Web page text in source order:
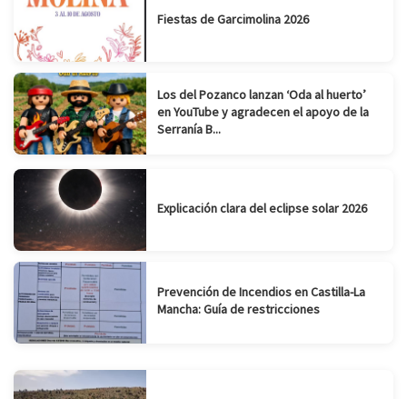
Fiestas de Garcimolina 2026
Los del Pozanco lanzan ‘Oda al huerto’
en YouTube y agradecen el apoyo de la
Serranía B...
Explicación clara del eclipse solar 2026
Prevención de Incendios en Castilla-La
Mancha: Guía de restricciones